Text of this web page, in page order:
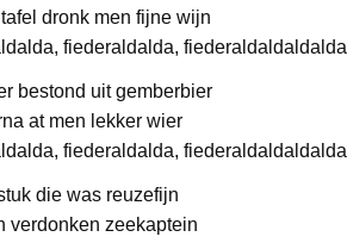
dronk men fijne wijn
fiederaldalda, fiederaldaldaldalda
bestond uit gemberbier
at men lekker wier
fiederaldalda, fiederaldaldaldalda
die was reuzefijn
verdonken zeekaptein